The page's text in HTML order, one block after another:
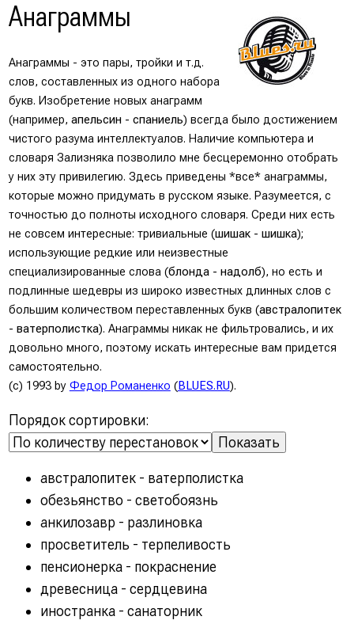
Анаграммы
Анаграммы - это пары, тройки и т.д.
слов, составленных из одного набора
букв. Изобретение новых анаграмм
(например, апельсин - спаниель) всегда было достижением
чистого разума интеллектуалов. Наличие компьютера и
словаря Зализняка позволило мне бесцеремонно отобрать
у них эту привилегию. Здесь приведены *все* анаграммы,
которые можно придумать в русском языке. Разумеется, с
точностью до полноты исходного словаря. Среди них есть
не совсем интересные: тривиальные (шишак - шишка);
использующие редкие или неизвестные
специализированные слова (блонда - надолб), но есть и
подлинные шедевры из широко известных длинных слов с
большим количеством переставленных букв (австралопитек
- ватерполистка). Анаграммы никак не фильтровались, и их
довольно много, поэтому искать интересные вам придется
самостоятельно.
(c) 1993 by Федор Романенко (BLUES.RU).
Порядок сортировки:
австралопитек - ватерполистка
обезьянство - светобоязнь
анкилозавр - разлиновка
просветитель - терпеливость
пенсионерка - покраснение
древесница - сердцевина
иностранка - санаторник